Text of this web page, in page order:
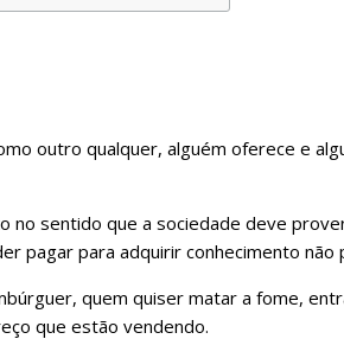
outro qualquer, alguém oferece e
no sentido que a sociedade deve
pagar para adquirir conhecimento não
quem quiser matar a fome,
que estão vendendo.